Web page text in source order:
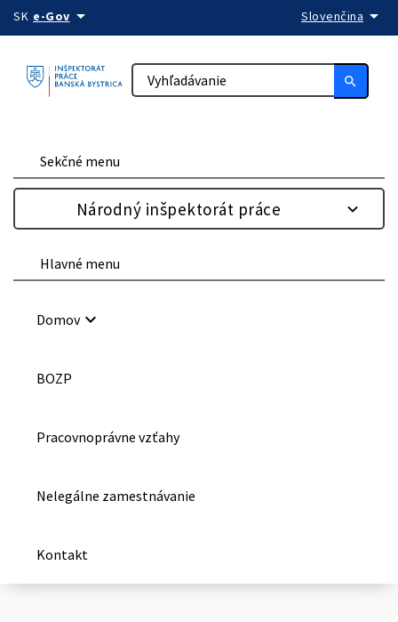
Preskočiť na obsah
SK e-Govarrow_drop_down Slovenčina arrow_drop_down
search
Sekčné menu
Národný inšpektorát práce
Hlavné menu
Domovkeyboard_arrow_down
BOZP
Pracovnoprávne vzťahy
Nelegálne zamestnávanie
Kontakt